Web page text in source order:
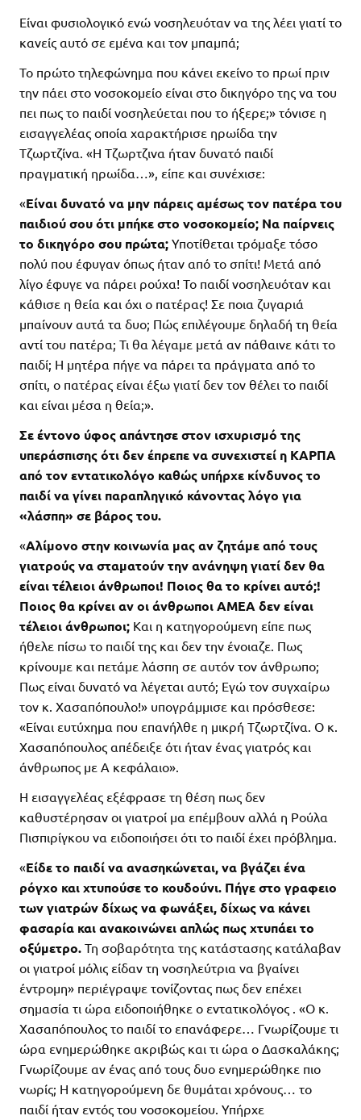
Είναι φυσιολογικό ενώ νοσηλευόταν να της λέει γιατί το
κανείς αυτό σε εμένα και τον μπαμπά;
Το πρώτο τηλεφώνημα που κάνει εκείνο το πρωί πριν
την πάει στο νοσοκομείο είναι στο δικηγόρο της να του
πει πως το παιδί νοσηλεύεται που το ήξερε;» τόνισε η
εισαγγελέας οποία χαρακτήρισε ηρωίδα την
Τζωρτζίνα. «Η Τζωρτζινα ήταν δυνατό παιδί
πραγματική ηρωίδα…», είπε και συνέχισε:
«Είναι δυνατό να μην πάρεις αμέσως τον πατέρα του
παιδιού σου ότι μπήκε στο νοσοκομείο; Να παίρνεις
το δικηγόρο σου πρώτα; Υποτίθεται τρόμαξε τόσο
πολύ που έφυγαν όπως ήταν από το σπίτι! Μετά από
λίγο έφυγε να πάρει ρούχα! Το παιδί νοσηλευόταν και
κάθισε η θεία και όχι ο πατέρας! Σε ποια ζυγαριά
μπαίνουν αυτά τα δυο; Πώς επιλέγουμε δηλαδή τη θεία
αντί του πατέρα; Τι θα λέγαμε μετά αν πάθαινε κάτι το
παιδί; Η μητέρα πήγε να πάρει τα πράγματα από το
σπίτι, ο πατέρας είναι έξω γιατί δεν τον θέλει το παιδί
και είναι μέσα η θεία;».
Σε έντονο ύφος απάντησε στον ισχυρισμό της
υπεράσπισης ότι δεν έπρεπε να συνεχιστεί η ΚΑΡΠΑ
από τον εντατικολόγο καθώς υπήρχε κίνδυνος το
παιδί να γίνει παραπληγικό κάνοντας λόγο για
«λάσπη» σε βάρος του.
«Αλίμονο στην κοινωνία μας αν ζητάμε από τους
γιατρούς να σταματούν την ανάνηψη γιατί δεν θα
είναι τέλειοι άνθρωποι! Ποιος θα το κρίνει αυτό;!
Ποιος θα κρίνει αν οι άνθρωποι ΑΜΕΑ δεν είναι
τέλειοι άνθρωποι; Και η κατηγορούμενη είπε πως
ήθελε πίσω το παιδί της και δεν την ένοιαζε. Πως
κρίνουμε και πετάμε λάσπη σε αυτόν τον άνθρωπο;
Πως είναι δυνατό να λέγεται αυτό; Εγώ τον συγχαίρω
τον κ. Χασαπόπουλο!» υπογράμμισε και πρόσθεσε:
«Είναι ευτύχημα που επανήλθε η μικρή Τζωρτζίνα. Ο κ.
Χασαπόπουλος απέδειξε ότι ήταν ένας γιατρός και
άνθρωπος με Α κεφάλαιο».
Η εισαγγελέας εξέφρασε τη θέση πως δεν
καθυστέρησαν οι γιατροί μα επέμβουν αλλά η Ρούλα
Πισπιρίγκου να ειδοποιήσει ότι το παιδί έχει πρόβλημα.
«Είδε το παιδί να ανασηκώνεται, να βγάζει ένα
ρόγχο και χτυπούσε το κουδούνι. Πήγε στο γραφειο
των γιατρών δίχως να φωνάξει, δίχως να κάνει
φασαρία και ανακοινώνει απλώς πως χτυπάει το
οξύμετρο. Τη σοβαρότητα της κατάστασης κατάλαβαν
οι γιατροί μόλις είδαν τη νοσηλεύτρια να βγαίνει
έντρομη» περιέγραψε τονίζοντας πως δεν επέχει
σημασία τι ώρα ειδοποιήθηκε ο εντατικολόγος . «Ο κ.
Χασαπόπουλος το παιδί το επανάφερε… Γνωρίζουμε τι
ώρα ενημερώθηκε ακριβώς και τι ώρα ο Δασκαλάκης;
Γνωρίζουμε αν ένας από τους δυο ενημερώθηκε πιο
νωρίς; Η κατηγορούμενη δε θυμάται χρόνους… το
παιδί ήταν εντός του νοσοκομείου. Υπήρχε